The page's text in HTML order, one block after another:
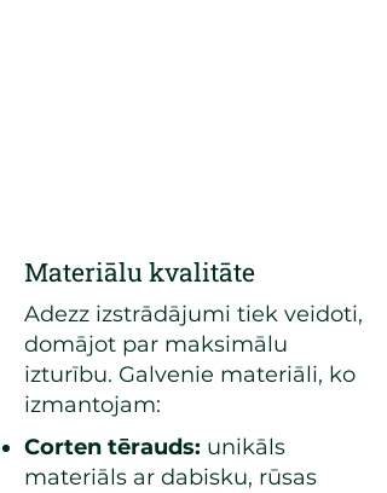
Materiālu kvalitāte
Adezz izstrādājumi tiek veidoti,
domājot par maksimālu
izturību. Galvenie materiāli, ko
izmantojam:
Corten tērauds: unikāls
materiāls ar dabisku, rūsas